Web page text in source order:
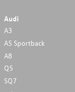
Audi
A3
A5 Sportback
A8
Q5
SQ7